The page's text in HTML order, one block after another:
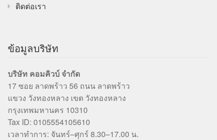
ติดต่อเรา
ข้อมูลบริษัท
บริษัท คอมคิวบ์ จำกัด
17 ซอย ลาดพร้าว 56 ถนน ลาดพร้าว
แขวง วังทองหลาง เขต วังทองหลาง
กรุงเทพมหานคร 10310
Tax ID: 0105554105610
เวลาทำการ: จันทร์–ศุกร์ 8.30–17.00 น.